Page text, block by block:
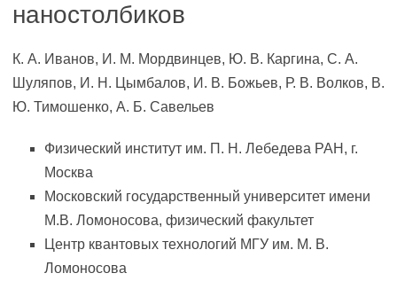
наностолбиков
К. А. Иванов, И. М. Мордвинцев, Ю. В. Каргина, С. А.
Шуляпов, И. Н. Цымбалов, И. В. Божьев, Р. В. Волков, В.
Ю. Тимошенко, А. Б. Савельев
Физический институт им. П. Н. Лебедева РАН, г.
Москва
Московский государственный университет имени
М.В. Ломоносова, физический факультет
Центр квантовых технологий МГУ им. М. В.
Ломоносова